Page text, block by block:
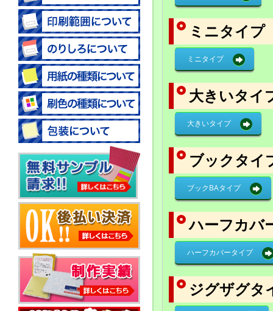
ミニタイプ
ミニタイプ
大きいタイ
大きいタイプ
ブックタイ
ブックBAタイプ
ハーフカバ
ハーフカバータイプ
ジグザグタ